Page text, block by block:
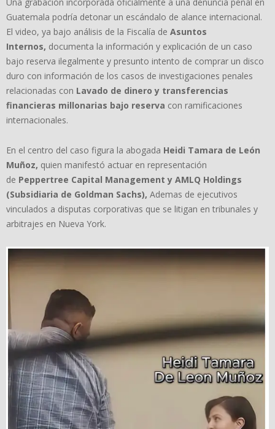
Guatemala podría detonar un escándalo de alance internacional.
El video, ya bajo análisis de la Fiscalía de Asuntos
Internos, documenta la información y explicación de un caso
bajo reserva ilegalmente y presunto intento de comprar un disco
duro con información de los casos de investigaciones penales
relacionadas con Lavado de dinero y transferencias
financieras millonarias bajo reserva con ramificaciones
internacionales.
En el centro del caso figura la abogada Heidi Tamara de León
Muñoz, quien manifestó actuar en representación
de Peppertree Capital Management y AMLQ Holdings
(Subsidiaria de Goldman Sachs), Ademas de ejecutivos
vinculados a disputas corporativas que se litigan en tribunales y
arbitrajes en Nueva York.